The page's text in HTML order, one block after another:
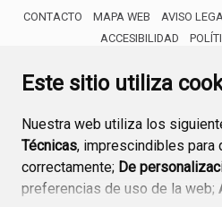
Este sitio utiliza
Nuestra web utiliza los
Técnicas, imprescindibles para
correctamente; De
preferencias de uso de la web;
CONTACTO MAPA WEB AVISO
ACCESIBILIDAD